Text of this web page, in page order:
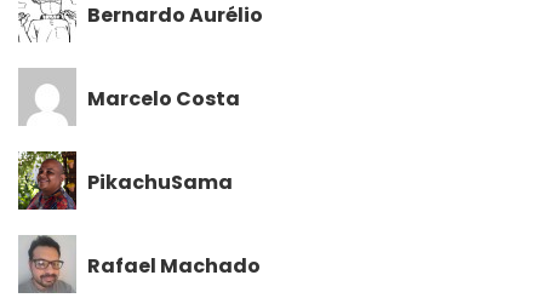
Bernardo Aurélio
Marcelo Costa
PikachuSama
Rafael Machado